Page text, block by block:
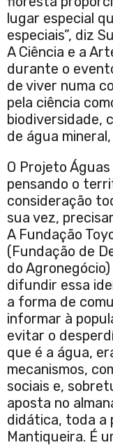
lugar especial
especiais”, diz
A Ciência e a
durante o
de viver numa
pela ciência
biodiversidade,
de água
O Projeto
pensando o
consideração
sua vez,
A Fundação
(Fundação de
do
difundir essa
a forma de
informar à
evitar o
que é a água,
mecanismos,
sociais e,
aposta no
didática, toda a
Mantiqueira. É